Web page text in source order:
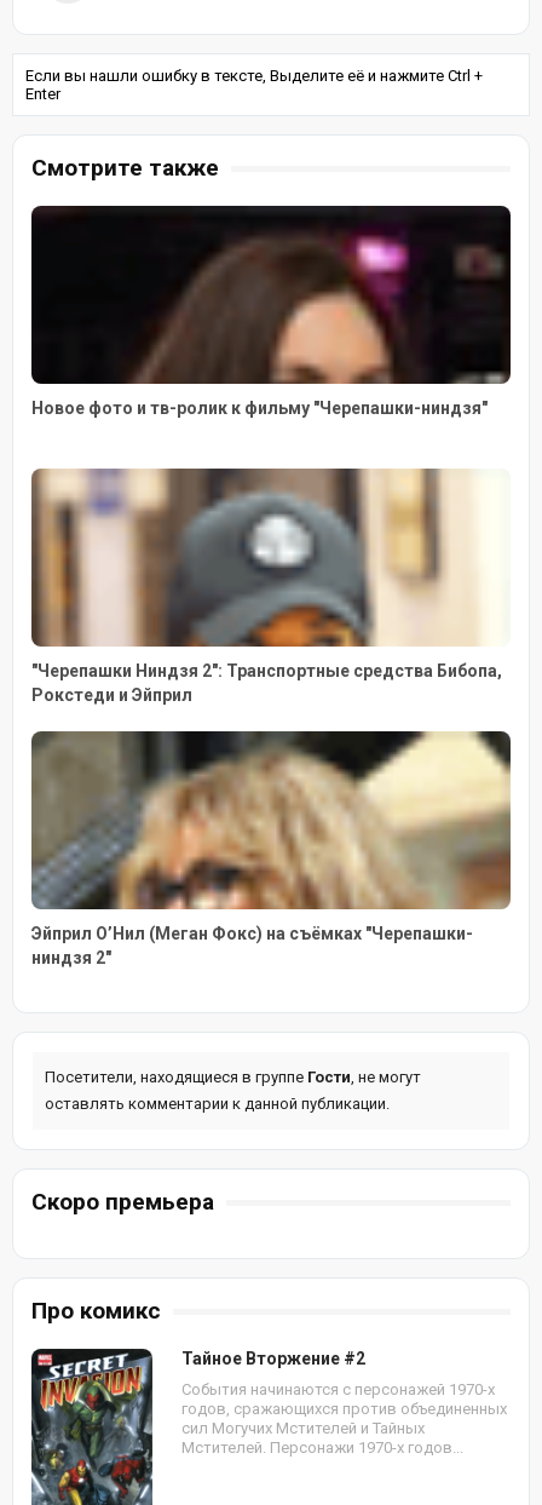
Если вы нашли ошибку в тексте, Выделите её и нажмите Ctrl +
Enter
Смотрите также
Новое фото и тв-ролик к фильму "Черепашки-ниндзя"
"Черепашки Ниндзя 2": Транспортные средства Бибопа,
Рокстеди и Эйприл
Эйприл О’Нил (Меган Фокс) на съёмках "Черепашки-
ниндзя 2"
Посетители, находящиеся в группе Гости , не могут
оставлять комментарии к данной публикации.
Скоро премьера
Про комикс
Тайное Вторжение #2
События начинаются с персонажей 1970-х
годов, сражающихся против объединенных
сил Могучих Мстителей и Тайных
Мстителей. Персонажи 1970-х годов...